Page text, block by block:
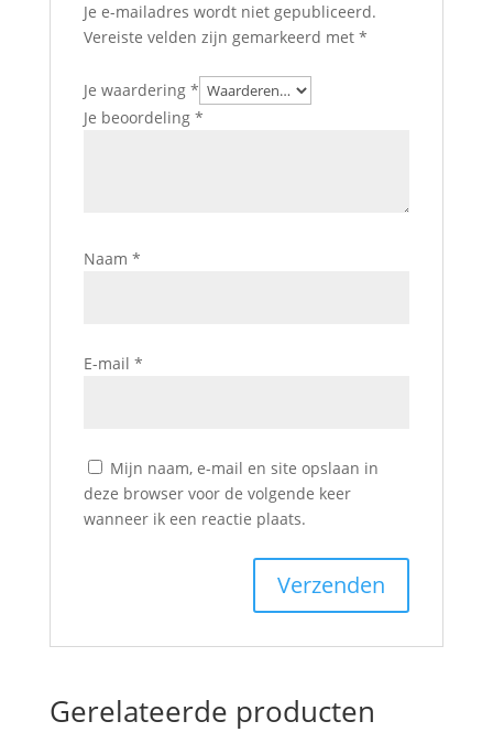
Je e-mailadres wordt niet gepubliceerd.
Vereiste velden zijn gemarkeerd met *
Je waardering *
Je beoordeling *
Naam *
E-mail *
Mijn naam, e-mail en site opslaan in
deze browser voor de volgende keer
wanneer ik een reactie plaats.
Gerelateerde producten